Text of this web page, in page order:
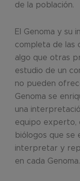
de la población.
El Genoma y su
completa de las
algo que otras
estudio de un
no pueden
Genoma se
una
equipo experto,
biólogos que se
interpretar y
en cada Genoma.